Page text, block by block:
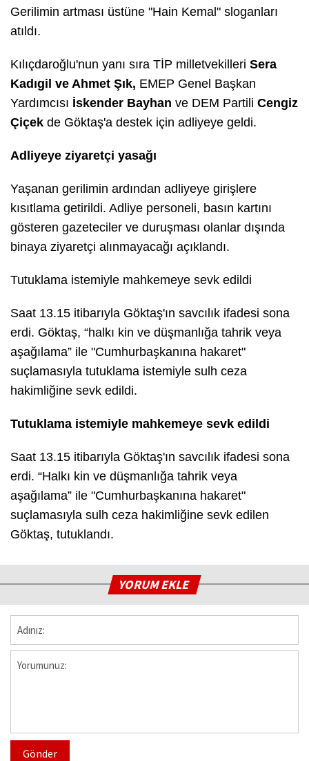
Gerilimin artması üstüne "Hain Kemal" sloganları
atıldı.
Kılıçdaroğlu'nun yanı sıra TİP milletvekilleri Sera
Kadıgil ve Ahmet Şık, EMEP Genel Başkan
Yardımcısı İskender Bayhan ve DEM Partili Cengiz
Çiçek de Göktaş'a destek için adliyeye geldi.
Adliyeye ziyaretçi yasağı
Yaşanan gerilimin ardından adliyeye girişlere
kısıtlama getirildi. Adliye personeli, basın kartını
gösteren gazeteciler ve duruşması olanlar dışında
binaya ziyaretçi alınmayacağı açıklandı.
Tutuklama istemiyle mahkemeye sevk edildi
Saat 13.15 itibarıyla Göktaş'ın savcılık ifadesi sona
erdi. Göktaş, “halkı kin ve düşmanlığa tahrik veya
aşağılama” ile "Cumhurbaşkanına hakaret"
suçlamasıyla tutuklama istemiyle sulh ceza
hakimliğine sevk edildi.
Tutuklama istemiyle mahkemeye sevk edildi
Saat 13.15 itibarıyla Göktaş'ın savcılık ifadesi sona
erdi. “Halkı kin ve düşmanlığa tahrik veya
aşağılama” ile "Cumhurbaşkanına hakaret"
suçlamasıyla sulh ceza hakimliğine sevk edilen
Göktaş, tutuklandı.
YORUM EKLE
Gönder